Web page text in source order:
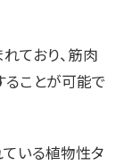
ており、筋肉
ることが可能で
いる植物性タ